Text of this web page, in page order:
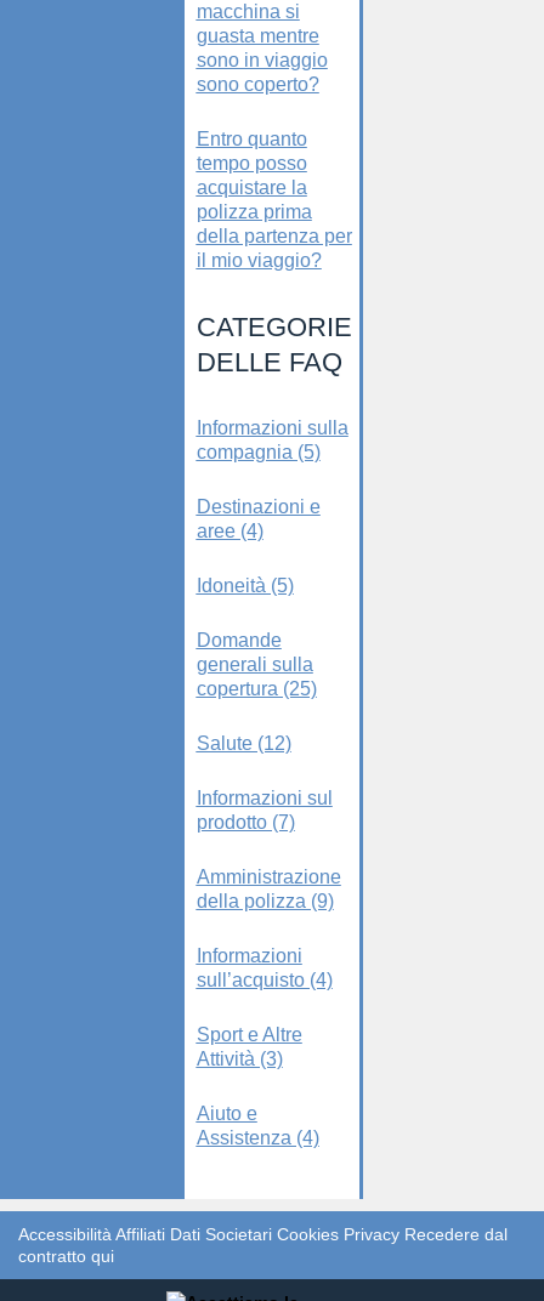
macchina si
guasta mentre
sono in viaggio
sono coperto?
Entro quanto
tempo posso
acquistare la
polizza prima
della partenza per
il mio viaggio?
CATEGORIE
DELLE FAQ
Informazioni sulla
compagnia (5)
Destinazioni e
aree (4)
Idoneità (5)
Domande
generali sulla
copertura (25)
Salute (12)
Informazioni sul
prodotto (7)
Amministrazione
della polizza (9)
Informazioni
sull’acquisto (4)
Sport e Altre
Attività (3)
Aiuto e
Assistenza (4)
Accessibilità Affiliati Dati Societari Cookies Privacy Recedere dal
contratto qui